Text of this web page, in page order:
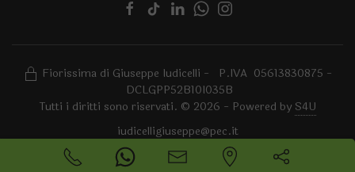
Fiorissima di Giuseppe Iudicelli - P.IVA 05613830875 -
DCLGPP52B10I035B
Tutti i diritti sono riservati. © 2026 - Powered by S4U
iudicelligiuseppe@pec.it